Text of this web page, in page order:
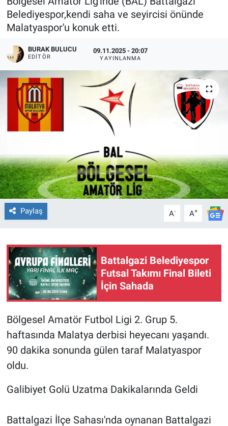
Belediyespor,kendi saha ve seyircisi önünde
Malatyaspor'u konuk etti.
BURAK BULUCU
EDITÖR
09.11.2025 - 20:07
YAYINLANMA
Paylaş A- A+
Battalgazi Belediyespor
Futsal Takımı Final Bileti
İçin Sahada
Bölgesel Amatör Futbol Ligi 2. Grup 5.
haftasında Malatya derbisi heyecanı yaşandı.
90 dakika sonunda gülen taraf Malatyaspor
oldu.
Galibiyet Golü Uzatma Dakikalarında Geldi
Battalgazi İlçe Sahası'nda oynanan Battalgazi